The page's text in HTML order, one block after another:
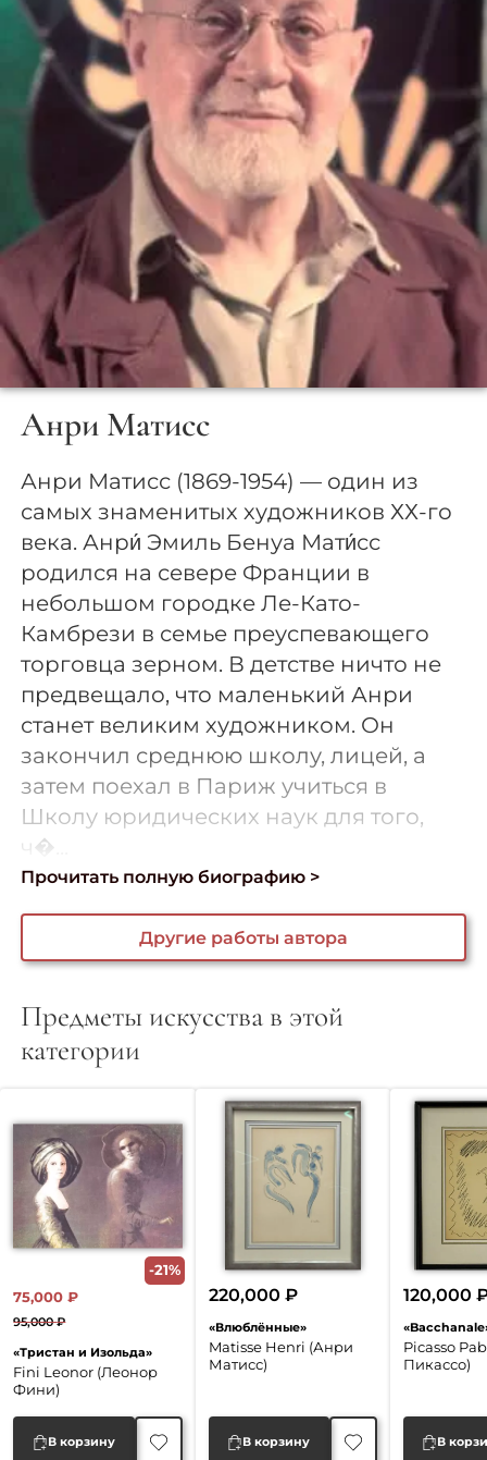
Анри Матисс
Анри Матисс (1869-1954) — один из
самых знаменитых художников ХХ-го
века. Анри́ Эмиль Бенуа Мати́сс
родился на севере Франции в
небольшом городке Ле-Като-
Камбрези в семье преуспевающего
торговца зерном. В детстве ничто не
предвещало, что маленький Анри
станет великим художником. Он
закончил среднюю школу, лицей, а
затем поехал в Париж учиться в
Школу юридических наук для того,
ч�...
Прочитать полную биографию >
Другие работы автора
Предметы искусства в этой
категории
-21%
«Тристан и Изольда»
Fini Leonor (Леонор
Фини)
95,000₽
цена
составляла
95,000 ₽.
75,000₽
цена:
75,000 ₽.
В корзину
«Влюблённые»
Matisse Henri (Анри
Матисс)
220,000 ₽
В корзину
Picasso
Пикассо)
120,000
В